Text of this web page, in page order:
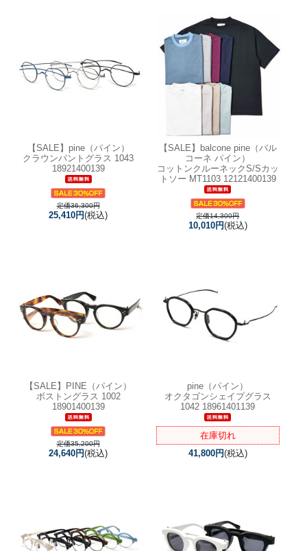
【SALE】 pine（パイン）
クラウンパントグラス 1043
18921400139
定価36,300円
25,410円(税込)
【SALE】
balcone pine（バル
コーネ パイン）
コットンクルーネックS/Sカッ
トソー MT1103 12121400139
定価14,300円
10,010円(税込)
【SALE】
PINE（パイン）
ボストングラス 1002
18901400139
定価35,200円
24,640円(税込)
pine（パイン）
オクタゴンシェイプグラス
1042 18961401139
在庫切れ
41,800円(税込)